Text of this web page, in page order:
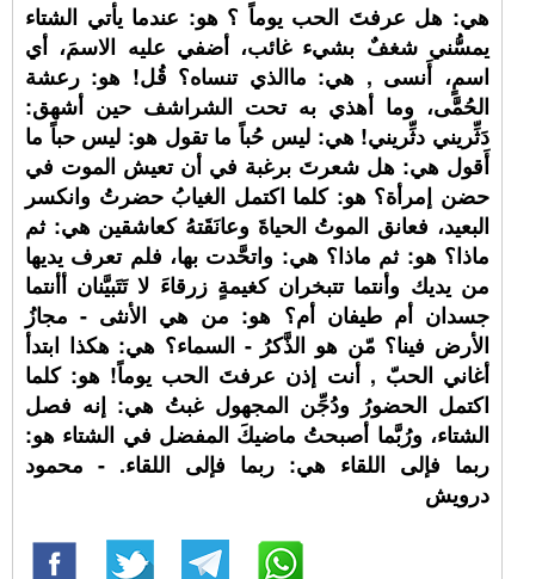
هي: هل عرفتَ الحب يوماً ؟ هو: عندما يأتي الشتاء
يمسُّني شغفٌ بشيء غائب، أضفي عليه الاسمَ، أي
اسمٍ، أَنسى , هي: ماالذي تنساه؟ قُل! هو: رعشة
الحُمَّى، وما أهذي به تحت الشراشف حين أشهق:
دَثِّريني دثِّريني! هي: ليس حُباً ما تقول هو: ليس حباً ما
أَقول هي: هل شعرتَ برغبة في أن تعيش الموت في
حضن إمرأة؟ هو: كلما اكتمل الغيابُ حضرتُ وانكسر
البعيد، فعانق الموتُ الحياةَ وعانَقَتهُ كعاشقين هي: ثم
ماذا؟ هو: ثم ماذا؟ هي: واتحَّدت بها، فلم تعرف يديها
من يديك وأنتما تتبخران كغيمةٍ زرقاءَ لا تَتَبيَّنان أأنتما
جسدان أم طيفان أم؟ هو: من هي الأنثى - مجازُ
الأرض فينا؟ مّن هو الذَّكرُ - السماء؟ هي: هكذا ابتدأ
أغاني الحبّ , أنت إذن عرفتَ الحب يوماً! هو: كلما
اكتمل الحضورُ ودُجِّن المجهول غبتُ هي: إنه فصل
الشتاء، ورُبَّما أصبحتُ ماضيكَ المفضل في الشتاء هو:
ربما فإلى اللقاء هي: ربما فإلى اللقاء. - محمود
درويش